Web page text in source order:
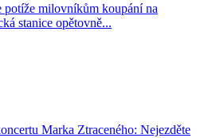
potíže milovníkům koupání na
stanice opětovně...
Marka Ztraceného: Nejezděte